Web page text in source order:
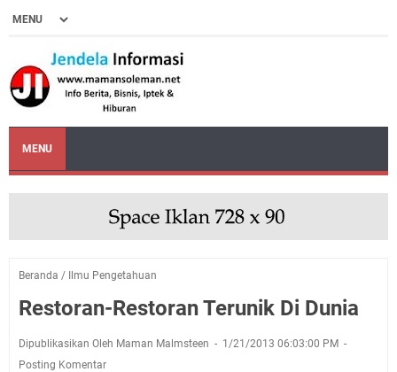
MENU
Beranda / Ilmu Pengetahuan
Restoran-Restoran Terunik Di Dunia
Dipublikasikan Oleh Maman Malmsteen
1/21/2013 06:03:00 PM
Posting Komentar